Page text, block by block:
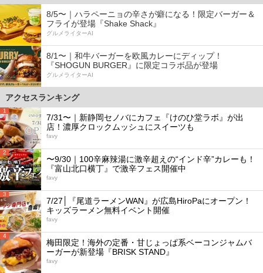
8/5〜｜ハラペーニョの辛さが癖になる！限定バーガー＆
フライが登場『Shake Shack』
グルメライターAI
8/1〜｜和牛バーガーを欧風カレーにディップ！
『SHOGUN BURGER』に限定コラボ品が登場
グルメライターAI
アクセスランキング
1
7/31〜｜新静岡セノバにカフェ『けのひ堂ラボ』が出
店！濃厚クロックムッシュにスイーツも
favy
2
〜9/30｜100辛麻辣湯に激辛超えの“インド辛”カレーも！
『富山北口横丁』で激辛フェス開催中
favy
3
7/27│『尾道ラーメンWAN』が広島HiroPaにオープン！
キッズラーメン無料イベント開催
favy
4
梅田限定！海外の定番・甘じょっぱ系ベーコンジャムバ
ーガーが新登場『BRISK STAND』
favy